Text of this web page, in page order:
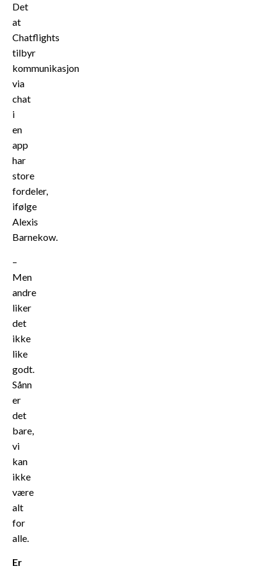
Det
at
Chatflights
tilbyr
kommunikasjon
via
chat
i
en
app
har
store
fordeler,
ifølge
Alexis
Barnekow.
–
Men
andre
liker
det
ikke
like
godt.
Sånn
er
det
bare,
vi
kan
ikke
være
alt
for
alle.
Er